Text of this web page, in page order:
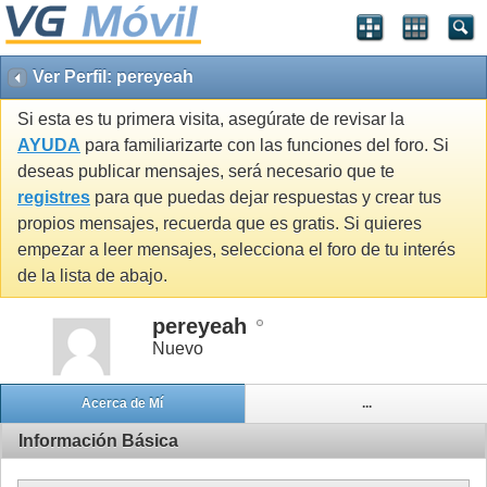
Ver Perfil: pereyeah
Si esta es tu primera visita, asegúrate de revisar la
AYUDA para familiarizarte con las funciones del foro. Si
deseas publicar mensajes, será necesario que te
registres para que puedas dejar respuestas y crear tus
propios mensajes, recuerda que es gratis. Si quieres
empezar a leer mensajes, selecciona el foro de tu interés
de la lista de abajo.
pereyeah
Nuevo
Acerca de Mí ...
Información Básica